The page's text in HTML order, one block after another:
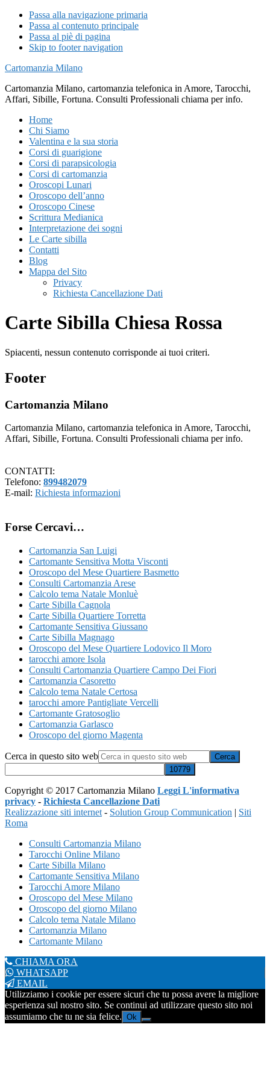
Passa alla navigazione primaria
Passa al contenuto principale
Passa al piè di pagina
Skip to footer navigation
Cartomanzia Milano
Cartomanzia Milano, cartomanzia telefonica in Amore, Tarocchi,
Affari, Sibille, Fortuna. Consulti Professionali chiama per info.
Home
Chi Siamo
Valentina e la sua storia
Corsi di guarigione
Corsi di parapsicologia
Corsi di cartomanzia
Oroscopi Lunari
Oroscopo dell’anno
Oroscopo Cinese
Scrittura Medianica
Interpretazione dei sogni
Le Carte sibilla
Contatti
Blog
Mappa del Sito
Privacy
Richiesta Cancellazione Dati
Carte Sibilla Chiesa Rossa
Spiacenti, nessun contenuto corrisponde ai tuoi criteri.
Footer
Cartomanzia Milano
Cartomanzia Milano, cartomanzia telefonica in Amore, Tarocchi,
Affari, Sibille, Fortuna. Consulti Professionali chiama per info.
CONTATTI:
Telefono: 899482079
E-mail: Richiesta informazioni
Forse Cercavi…
Cartomanzia San Luigi
Cartomante Sensitiva Motta Visconti
Oroscopo del Mese Quartiere Basmetto
Consulti Cartomanzia Arese
Calcolo tema Natale Monluè
Carte Sibilla Cagnola
Carte Sibilla Quartiere Torretta
Cartomante Sensitiva Giussano
Carte Sibilla Magnago
Oroscopo del Mese Quartiere Lodovico Il Moro
tarocchi amore Isola
Consulti Cartomanzia Quartiere Campo Dei Fiori
Cartomanzia Casoretto
Calcolo tema Natale Certosa
tarocchi amore Pantigliate Vercelli
Cartomante Gratosoglio
Cartomanzia Garlasco
Oroscopo del giorno Magenta
Cerca in questo sito web
Copyright © 2017 Cartomanzia Milano Leggi L'informativa
privacy - Richiesta Cancellazione Dati
Realizzazione siti internet - Solution Group Communication | Siti
Roma
Consulti Cartomanzia Milano
Tarocchi Online Milano
Carte Sibilla Milano
Cartomante Sensitiva Milano
Tarocchi Amore Milano
Oroscopo del Mese Milano
Oroscopo del giorno Milano
Calcolo tema Natale Milano
Cartomanzia Milano
Cartomante Milano
CHIAMA ORA
WHATSAPP
EMAIL
Utilizziamo i cookie per essere sicuri che tu possa avere la migliore
esperienza sul nostro sito. Se continui ad utilizzare questo sito noi
assumiamo che tu ne sia felice. Ok